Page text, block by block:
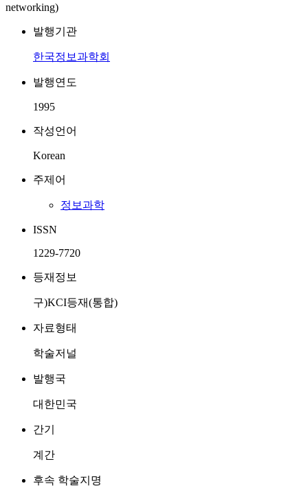
networking)
발행기관
한국정보과학회
발행연도
1995
작성언어
Korean
주제어
정보과학
ISSN
1229-7720
등재정보
구)KCI등재(통합)
자료형태
학술저널
발행국
대한민국
간기
계간
후속 학술지명